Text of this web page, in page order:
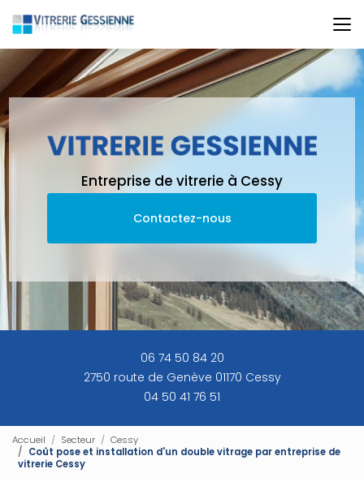
au
contenu
principal
Entreprise de vitrerie à Cessy
Contactez-nous
06 74 50 84 20
2750 route de Genève 01170 Cessy
04 50 41 76 51
Accueil Secteur
Cessy
Coût pose et installation d'un double vitrage par entreprise de
vitrerie Cessy